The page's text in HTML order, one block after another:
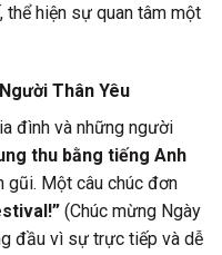
hiện sự quan tâm một
Thân Yêu
đình và những người
thu bằng tiếng Anh
gũi. Một câu chúc đơn
(Chúc mừng Ngày
đầu vì sự trực tiếp và dễ